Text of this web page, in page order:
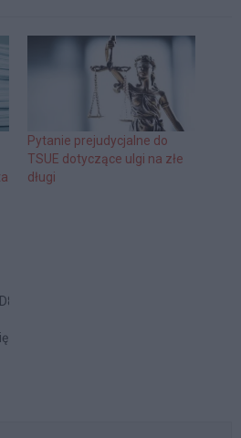
Pytanie prejudycjalne do
TSUE dotyczące ulgi na złe
długi